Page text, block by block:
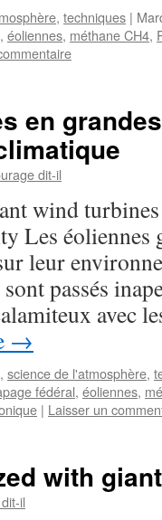
, techniques |
, éoliennes, méthane CH4,
en
dit-il
wind
Les éoliennes
leur
passés
avec
→
, science de l'atmosphère,
fédéral, éoliennes,
| Laisser un
with
il